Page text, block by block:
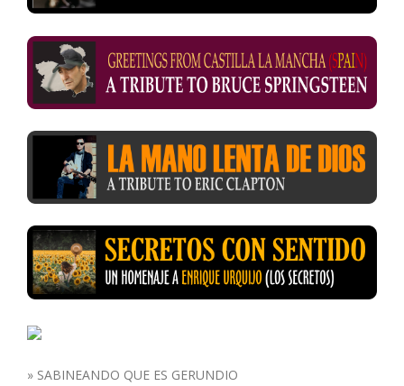
» SABINEANDO QUE ES GERUNDIO